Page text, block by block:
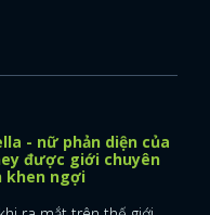
- nữ phản diện của
được giới chuyên
khen ngợi